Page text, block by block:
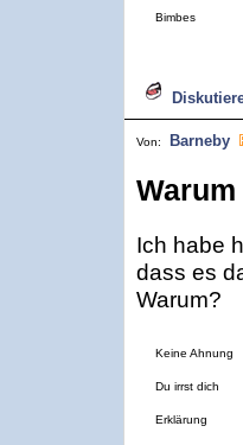
Bimbes
Von: Barneby
Ich habe
dass es
Warum?
Keine Ahnung
Du irrst dich
Erklärung